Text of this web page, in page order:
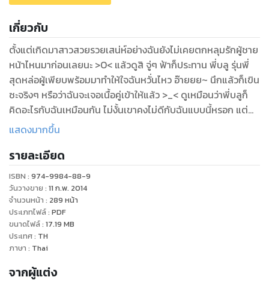
เกี่ยวกับ
ตั้งแต่เกิดมาสาวสวยรวยเสน่ห์อย่างฉันยังไม่เคยตกหลุมรักผู้ชาย
หน้าไหนมาก่อนเลยนะ >O< แล้วดูสิ จู่ๆ ฟ้าก็ประทาน พี่บลู รุ่นพี่
สุดหล่อผู้เพียบพร้อมมาทำให้ใจฉันหวั่นไหว อ๊ายยย~ นึกแล้วก็เขิน
ซะจริงๆ หรือว่าฉันจะเจอเนื้อคู่เข้าให้แล้ว >_< ดูเหมือนว่าพี่บลูก็
คิดอะไรกับฉันเหมือนกัน ไม่งั้นเขาคงไม่ดีกับฉันแบบนี้หรอก แต่
เหตุการณ์ก็ไม่เป็นอย่างที่คิดไว้ เพราะพี่บลูมีคนที่ตัวเองรักอยู่แล้
กรีน น้องชายจอมเก๊กของพี่บลูก็ปรากฏตัว หมอนั่นยื่นข้อเสนอให้
ฉันทำสัญญาลับบางอย่างกับเขาด้วยล่ะ จะบ้าหรือเปล่า T^T คิดว่า
ฉันจะยอมง่ายๆ งั้นเรอะ ชิ!
แสดงมากขึ้น
รายละเอียด
ISBN : 974-9984-88-9
วันวางขาย : 11 ก.พ. 2014
จำนวนหน้า : 289 หน้า
ประเภทไฟล์: PDF
ขนาดไฟล์: 17.19 MB
ประเทศ: TH
ภาษา : Thai
จากผู้แต่ง